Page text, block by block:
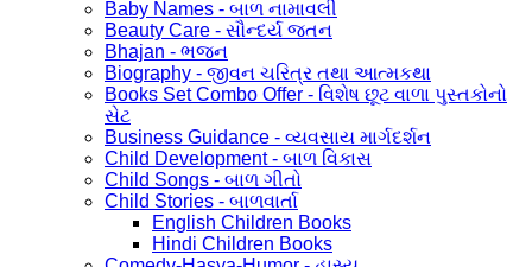
Baby Names - બાળ નામાવલી
Beauty Care - સૌન્દર્ય જતન
Bhajan - ભજન
Biography - જીવન ચરિત્ર તથા આત્મકથા
Books Set Combo Offer - વિશેષ છૂટ વાળા પુસ્તકોનો
સેટ
Business Guidance - વ્યવસાય માર્ગદર્શન
Child Development - બાળ વિકાસ
Child Songs - બાળ ગીતો
Child Stories - બાળવાર્તા
English Children Books
Hindi Children Books